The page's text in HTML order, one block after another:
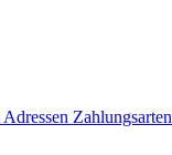
Adressen Zahlungsarten